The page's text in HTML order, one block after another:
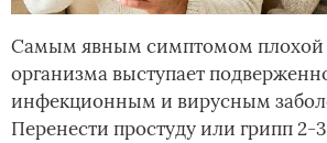
Самым явным симптомом плохой
организма выступает
инфекционным и вирусным
Перенести простуду или грипп 2-3